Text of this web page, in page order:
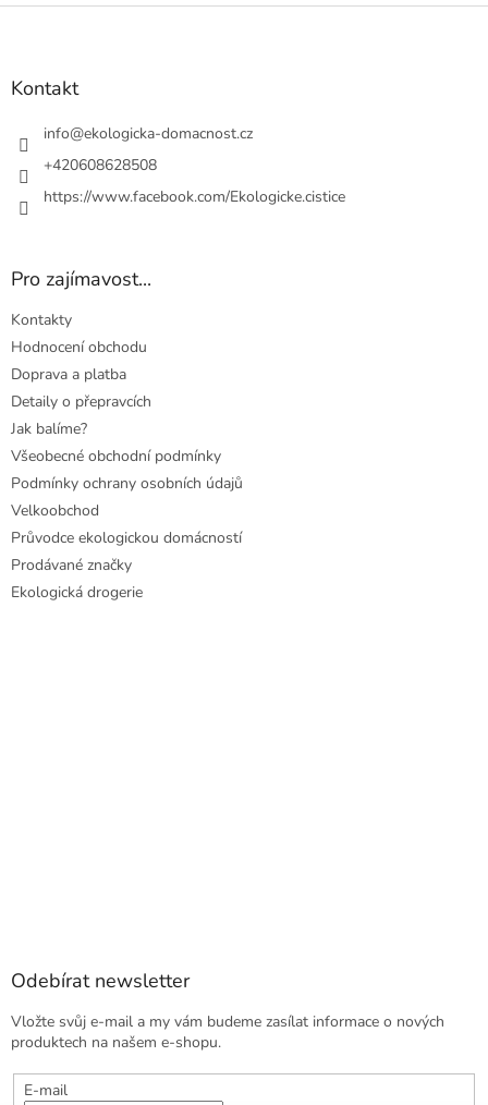
Z
Kontakt
info@ekologicka-domacnost.cz
+420608628508
https://www.facebook.com/Ekologicke.cistice
Pro zajímavost...
Kontakty
Hodnocení obchodu
Doprava a platba
Detaily o přepravcích
Jak balíme?
Všeobecné obchodní podmínky
Podmínky ochrany osobních údajů
Velkoobchod
Průvodce ekologickou domácností
Prodávané značky
Ekologická drogerie
Odebírat newsletter
Vložte svůj e-mail a my vám budeme zasílat informace o nových
produktech na našem e-shopu.
E-mail